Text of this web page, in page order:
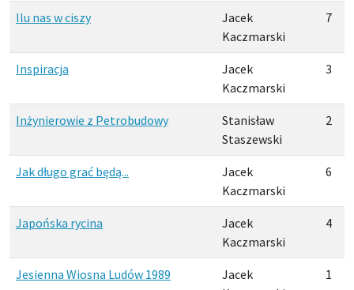
Ilu nas w ciszy
Jacek
Kaczmarski
7
Inspiracja
Jacek
Kaczmarski
3
Inżynierowie z Petrobudowy
Stanisław
Staszewski
2
Jak długo grać będą...
Jacek
Kaczmarski
6
Japońska rycina
Jacek
Kaczmarski
4
Jesienna Wiosna Ludów 1989
Jacek
1